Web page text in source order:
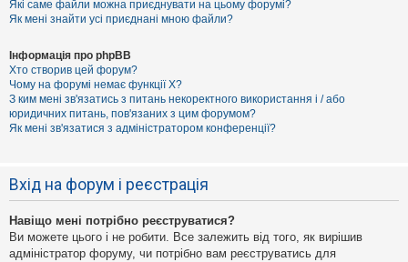
Які саме файли можна приєднувати на цьому форумі?
Як мені знайти усі приєднані мною файли?
Інформація про phpBB
Хто створив цей форум?
Чому на форумі немає функції X?
З ким мені зв'язатись з питань некоректного використання і / або
юридичних питань, пов'язаних з цим форумом?
Як мені зв'язатися з адміністратором конференції?
Вхід на форум і реєстрація
Навіщо мені потрібно реєструватися?
Ви можете цього і не робити. Все залежить від того, як вирішив
адміністратор форуму, чи потрібно вам реєструватись для